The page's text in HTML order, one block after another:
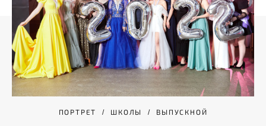
ПОРТРЕТ ШКОЛЫ ВЫПУСКНОЙ